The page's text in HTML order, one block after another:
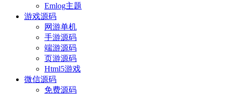
Emlog主题
游戏源码
网游单机
手游源码
端游源码
页游源码
Html5游戏
微信源码
免费源码